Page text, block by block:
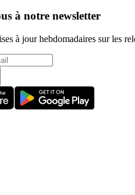
à notre newsletter
à jour hebdomadaires sur les